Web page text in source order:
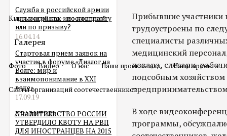
Кыргызский как иностранный
Галерея
Фото Видео О нас Наши проекты олд Наши проекты
Сайты организаций соотечественников
Аналитика
Служба в российской армии
для мигранта – по контракту
или по призыву?
16.04.14
Стартовал прием заявок на
участие в форуме «Диалог на
Волге: мир и
взаимопонимание в XXI
веке»
17.09.19
ПРАВИТЕЛЬСТВО РОССИИ
УТВЕРДИЛО КВОТУ НА РВП
ДЛЯ ИНОСТРАНЦЕВ НА 2015
Прибывшие
трудоустроены по
специалисты
медицинский
повара, слесари,
подсобным
В ходе
программы,